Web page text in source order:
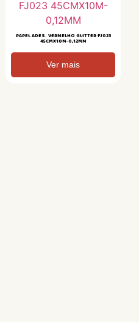
PAPEL ADES. VERMELHO GLITTER FJ023
45CMX10M-0,12MM
Ver mais